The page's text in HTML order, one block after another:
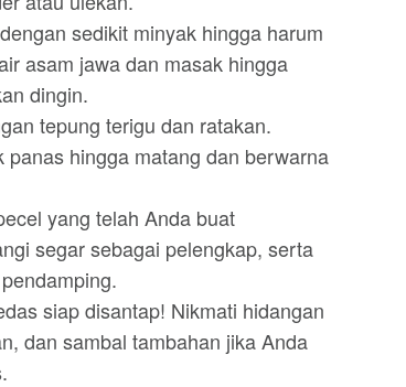
sedikit minyak hingga harum
asam jawa dan masak hingga
dingin.
tepung terigu dan ratakan.
hingga matang dan berwarna
yang telah Anda buat
segar sebagai pelengkap, serta
siap disantap! Nikmati hidangan
dan sambal tambahan jika Anda